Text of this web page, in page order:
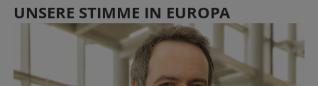
UNSERE STIMME IN EUROPA